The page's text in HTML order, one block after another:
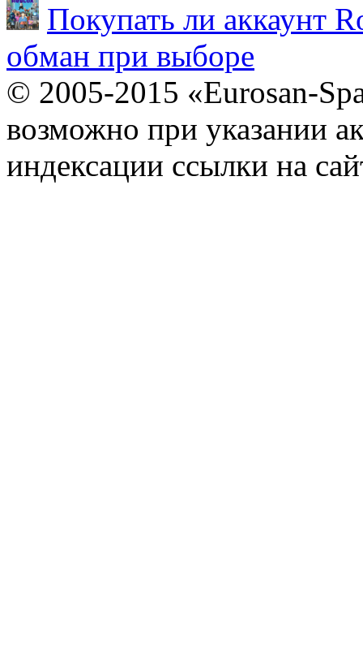
Покупать ли аккаунт
обман при выборе
© 2005-2015 «Eurosan-
возможно при указании
индексации ссылки на